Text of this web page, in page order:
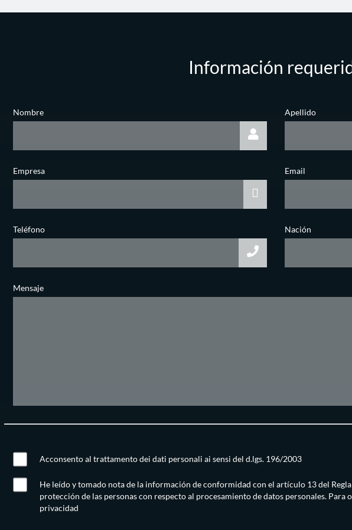
Información
Nombre Apellido
Empresa Email
Teléfono Nación
Mensaje
Acconsento al trattamento dei dati personali ai sensi del d.lgs. 196/2003
He leído y tomado nota de la información de conformidad con el artículo 13 del
protección de las personas con respecto al procesamiento de datos personales.
privacidad